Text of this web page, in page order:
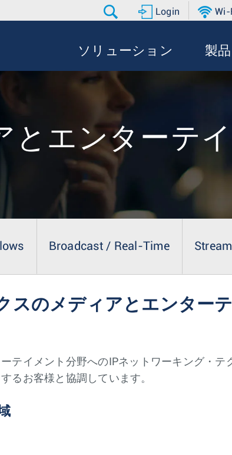
Login Wi-
ソリューション 製品
とエンターテ
Broadcast / Real-Time
スのメディアとエンター
テイメント分野へのIPネットワーキング・テ
るお客様と協調しています。